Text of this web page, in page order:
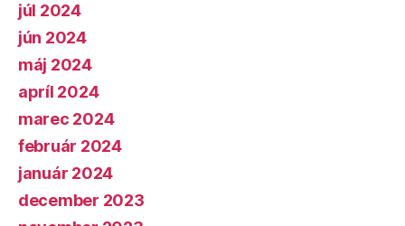
júl 2024
jún 2024
máj 2024
apríl 2024
marec 2024
február 2024
január 2024
december 2023